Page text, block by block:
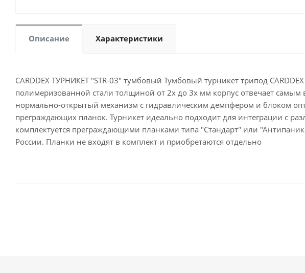
Описание Характеристики
CARDDEX ТУРНИКЕТ "STR-03" тумбовый Тумбовый турникет трипод
полимеризованной стали толщиной от 2х до 3х мм корпус отвечает
нормально-открытый механизм c гидравлическим демпфером и блоком
преграждающих планок. Турникет идеально подходит для интеграции с
комплектуется преграждающими планками типа "Стандарт" или
России. Планки не входят в комплект и приобретаются отдельно